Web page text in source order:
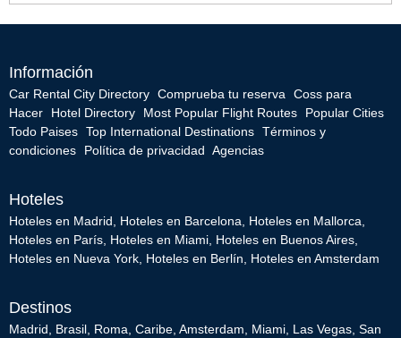
Información
Car Rental City Directory Comprueba tu reserva Coss para
Hacer
Hotel Directory Most Popular Flight Routes
Popular Cities
Todo Paises Top International Destinations Términos y
condiciones
Política de privacidad Agencias
Hoteles
Hoteles en Madrid, Hoteles en Barcelona, Hoteles en Mallorca,
Hoteles en París, Hoteles en Miami, Hoteles en Buenos Aires,
Hoteles en Nueva York, Hoteles en Berlín, Hoteles en Amsterdam
Destinos
Madrid, Brasil, Roma, Caribe, Amsterdam, Miami, Las Vegas, San